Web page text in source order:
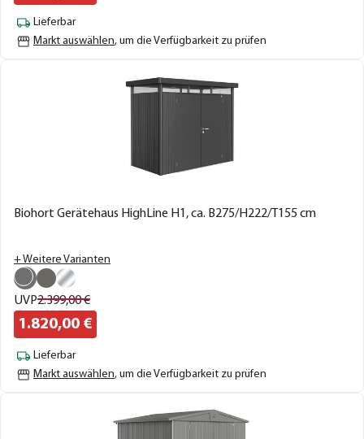
Lieferbar
Markt auswählen, um die Verfügbarkeit zu prüfen
Biohort Gerätehaus HighLine H1, ca. B275/H222/T155 cm
+ Weitere Varianten
UVP2.399,00€
1.820,00 €
Lieferbar
Markt auswählen, um die Verfügbarkeit zu prüfen